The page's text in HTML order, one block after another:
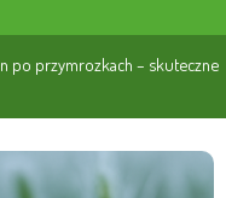
po przymrozkach – skuteczne